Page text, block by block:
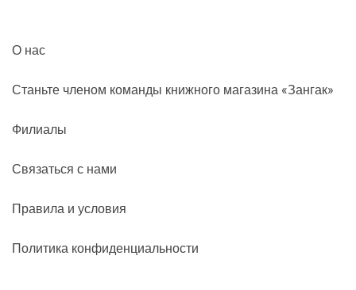
О нас
Станьте членом команды книжного магазина «Зангак»
Филиалы
Связаться с нами
Правила и условия
Политика конфиденциальности